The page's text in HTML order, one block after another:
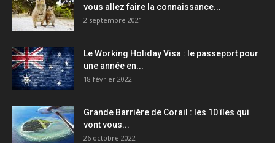
vous allez faire la connaissance...
2 septembre 2021
Le Working Holiday Visa : le passeport pour
une année en...
18 février 2022
Grande Barrière de Corail : les 10 îles qui
vont vous...
26 octobre 2022